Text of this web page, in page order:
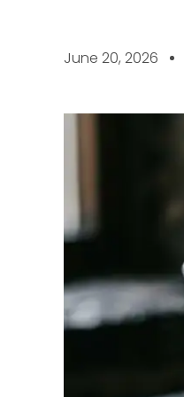
June 20, 2026